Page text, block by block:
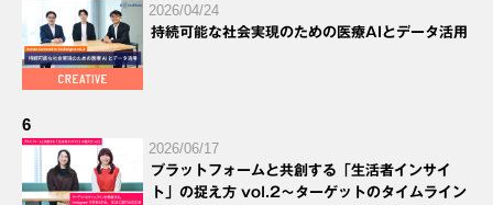
2026/04/24
持続可能な社会実現のための医療AIとデータ活用
6
2026/06/17
プラットフォームと共創する「生活者インサイ
ト」の捉え方 vol.2～ターゲットのタイムライン